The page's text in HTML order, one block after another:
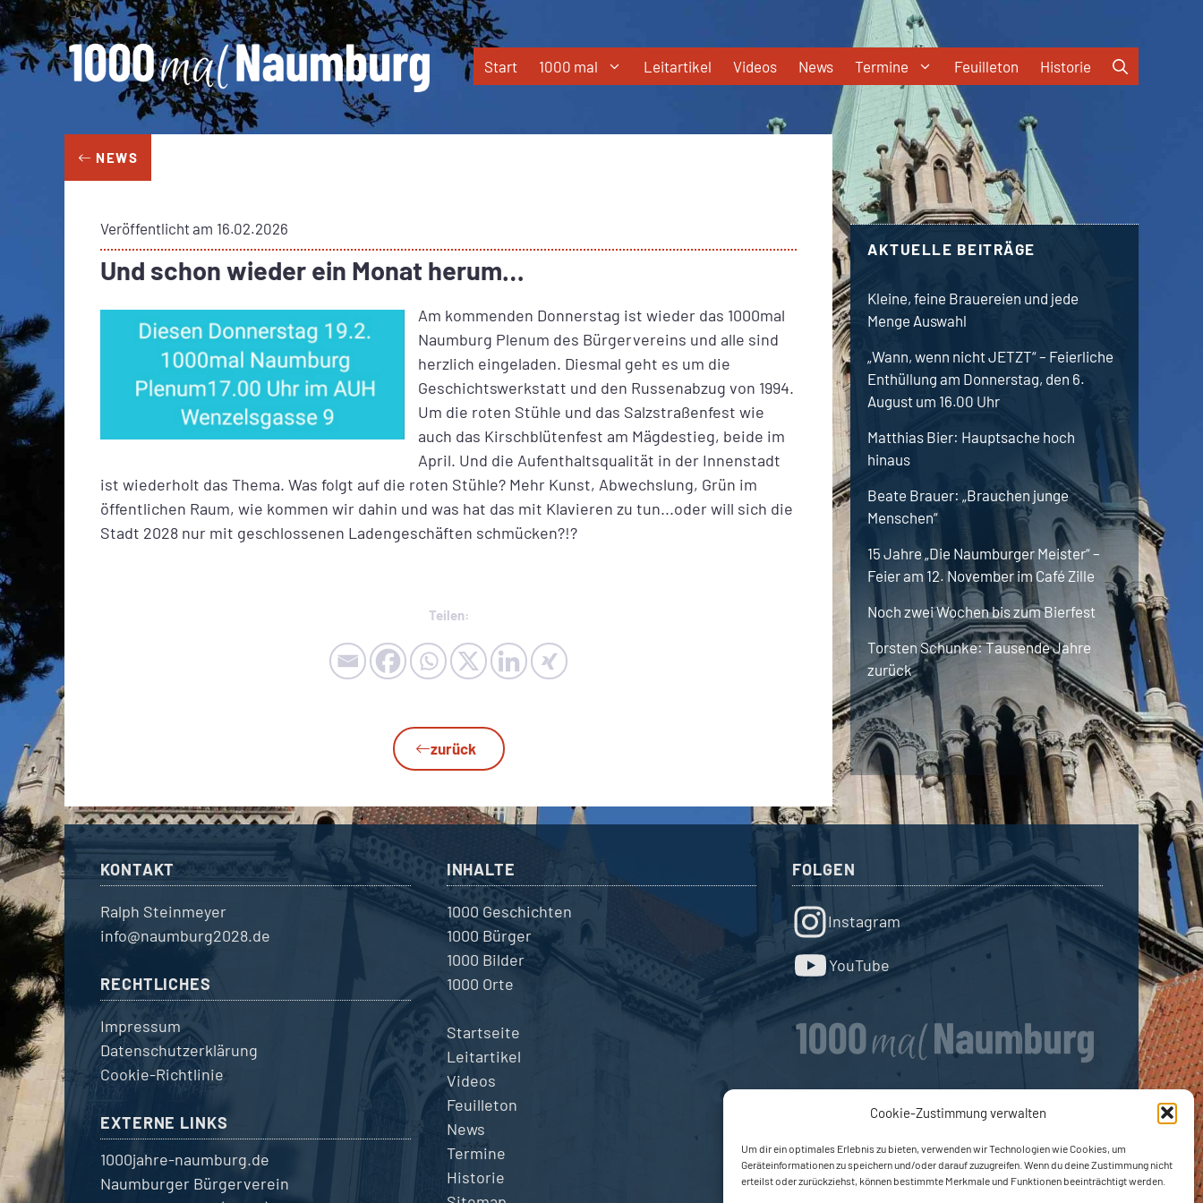
Cookie-Zustimmung verwalten
Um dir ein optimales Erlebnis zu bieten, verwenden wir Technologien wie Cookies, um
Geräteinformationen zu speichern und/oder darauf zuzugreifen. Wenn du deine Zustimmung nicht
erteilst oder zurückziehst, können bestimmte Merkmale und Funktionen beeinträchtigt werden.
Zum
Inhalt
springen
Start 1000 mal Leitartikel Videos News Termine Feuilleton Historie
NEWS
Veröffentlicht am 16.02.2026
Und schon wieder ein Monat herum…
Am kommenden Donnerstag ist wieder das 1000mal
Naumburg Plenum des Bürgervereins und alle sind
herzlich eingeladen. Diesmal geht es um die
Geschichtswerkstatt und den Russenabzug von 1994.
Um die roten Stühle und das Salzstraßenfest wie
auch das Kirschblütenfest am Mägdestieg, beide im
April. Und die Aufenthaltsqualität in der Innenstadt
ist wiederholt das Thema. Was folgt auf die roten Stühle? Mehr Kunst, Abwechslung, Grün im
öffentlichen Raum, wie kommen wir dahin und was hat das mit Klavieren zu tun...oder will sich die
Stadt 2028 nur mit geschlossenen Ladengeschäften schmücken?!?
Teilen:
zurück
AKTUELLE BEITRÄGE
Kleine, feine Brauereien und jede
Menge Auswahl
„Wann, wenn nicht JETZT“ – Feierliche
Enthüllung am Donnerstag, den 6.
August um 16.00 Uhr
Matthias Bier Hauptsache hoch
hinaus
Beate Brauer „Brauchen junge
Menschen“
15 Jahre „Die Naumburger Meister“ –
Feier am 12. November im Café Zille
Noch zwei Wochen bis zum Bierfest
TorstenSchunke Tausende Jahre
zurück
KONTAKT
Ralph Steinmeyer
info@naumburg2028.de
RECHTLICHES
Impressum
Datenschutzerklärung
Cookie-Richtlinie
EXTERNE LINKS
1000jahre-naumburg.de
Naumburger Bürgerverein
INHALTE
1000 Geschichten
1000 Bürger
1000 Bilder
1000 Orte
Startseite
Leitartikel
Videos
Feuilleton
News
Termine
Historie
FOLGEN
Instagram
YouTube